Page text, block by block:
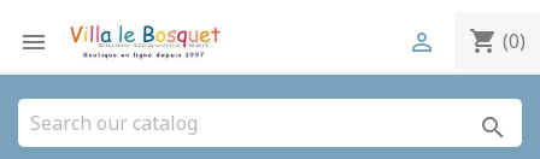
 shopping_cart (0)

search